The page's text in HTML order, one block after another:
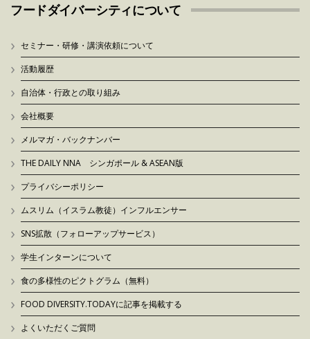
フードダイバーシティについて
セミナー・研修・講演依頼について
活動履歴
自治体・行政との取り組み
会社概要
メルマガ・バックナンバー
THE DAILY NNA シンガポール & ASEAN版
プライバシーポリシー
ムスリム（イスラム教徒）インフルエンサー
SNS拡散（フォローアップサービス）
学生インターンについて
食の多様性のピクトグラム（無料）
FOOD DIVERSITY.TODAYに記事を掲載する
よくいただくご質問